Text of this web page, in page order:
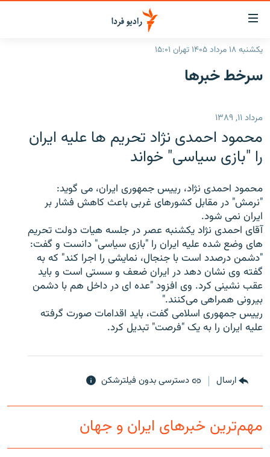
لینک‌های
قابلیت
دسترسی
بازگشت
اصلی
رفتن
صفحه
ایران
انتخاب کنید و بشنوید
فرکانس‌ها
پادکست
گزارش‌های تصویری
گزارش‌های ویدئویی
زنان فردا
English
به ما بپیوندید
یکشنبه ۱۸ مرداد ۱۴۰۵ تهران ۱۵:۰۱
سرخط‌ خبرها
مرداد ۱۱, ۱۳۸۹
محمود احمدی نژاد تحریم ها علیه ایران
را "بازی سیاسی" خواند
محمود احمدی نژاد، رییس جمهوری ایران، می گوید:
"نرمش" در مقابل کشورهای غربی باعث کاهش فشار بر
ایران نمی شود.
آقای احمدی نژاد یکشنبه عصر در جلسه هیات دولت تحریم
های وضع شده علیه ایران را "بازی سیاسی" دانست و گفت:
"دشمن درصدد است با جنجال، نمایشی را اجرا کند" که به
گفته وی نشان دهد در ایران ضعف و سستی است و باید
عقب نشینی کرد. وی افزود "عده ای در داخل هم با دشمن
بیرونی همراهی می‌کنند."
رییس جمهوری اسلامی گفت، باید اقدامات صورت گرفته
علیه ایران را به یک "فرصت" تبدیل کرد.
ارسال دسترسی بدون فیلترشکن
مهم‌ترین خبرهای ایران و جهان